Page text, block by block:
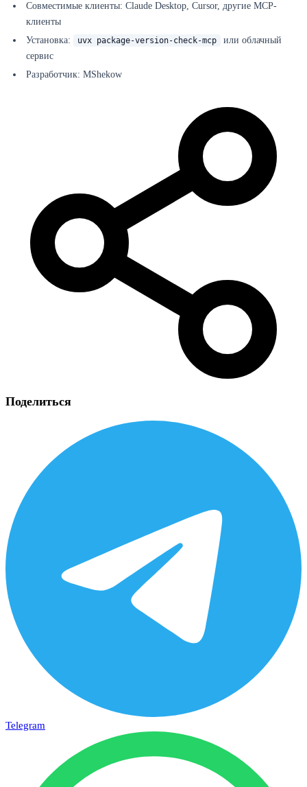
Совместимые клиенты: Claude Desktop, Cursor, другие MCP-
клиенты
Установка:
uvx package-version-check-mcp
или облачный
сервис
Разработчик: MShekow
Поделиться
Telegram